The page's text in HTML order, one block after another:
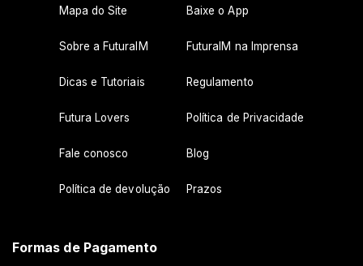
Mapa do Site Baixe o App
Sobre a FuturaIM FuturaIM na Imprensa
Dicas e Tutoriais Regulamento
Futura Lovers Política de Privacidade
Fale conosco Blog
Política de devolução Prazos
Formas de Pagamento